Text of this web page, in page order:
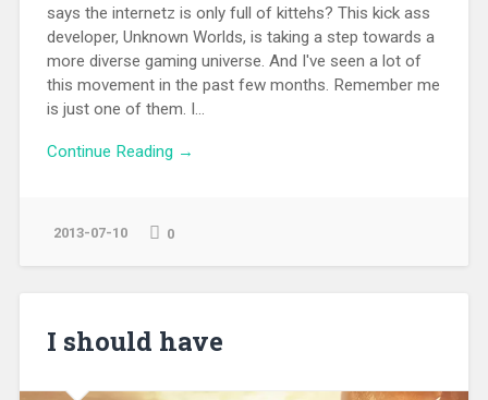
says the internetz is only full of kittehs? This kick ass
developer, Unknown Worlds, is taking a step towards a
more diverse gaming universe. And I've seen a lot of
this movement in the past few months. Remember me
is just one of them. I...
Continue Reading →
2013-07-10 0
I should have